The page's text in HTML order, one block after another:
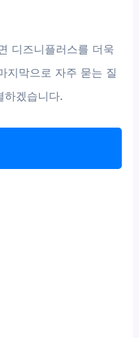
디즈니플러스를 더욱
지막으로 자주 묻는 질
하겠습니다.